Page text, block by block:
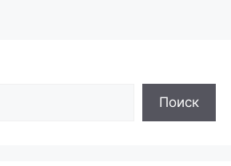
Поиск